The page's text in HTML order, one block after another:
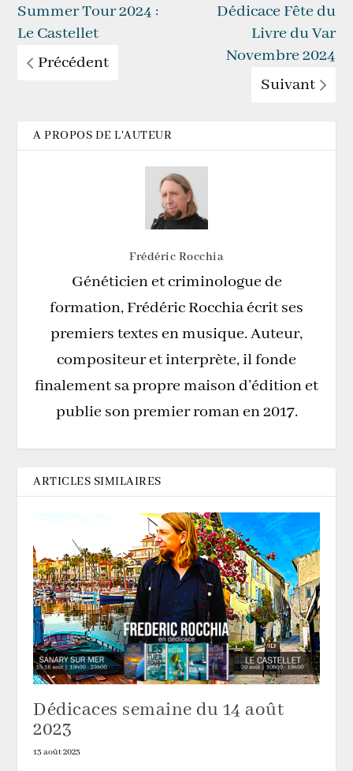
Summer Tour 2024 :
Le Castellet
Précédent
Dédicace Fête du
Livre du Var
Novembre 2024
Suivant
A PROPOS DE L'AUTEUR
Frédéric Rocchia
Généticien et criminologue de
formation, Frédéric Rocchia écrit ses
premiers textes en musique. Auteur,
compositeur et interprète, il fonde
finalement sa propre maison d’édition et
publie son premier roman en 2017.
ARTICLES SIMILAIRES
Dédicaces semaine du 14 août
2023
13 août 2023